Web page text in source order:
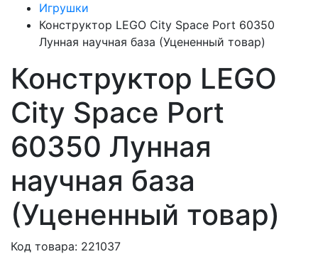
Игрушки
Конструктор LEGO City Space Port 60350
Лунная научная база (Уцененный товар)
Конструктор LEGO
City Space Port
60350 Лунная
научная база
(Уцененный товар)
Код товара: 221037